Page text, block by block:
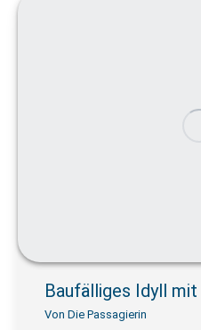
Baufälliges Idyll mit
Von Die Passagierin